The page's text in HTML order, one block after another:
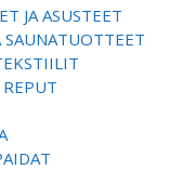
JA ASUSTEET
SAUNATUOTTEET
REPUT